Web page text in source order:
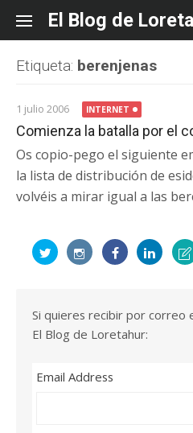
content
El Blog de
Etiqueta: berenjenas
1 julio 2006 INTERNET
Comienza la batalla por el
Os copio-pego el siguiente
la lista de distribución de
volvéis a mirar igual a las
Si quieres recibir por correo
El Blog de Loretahur:
Email Address